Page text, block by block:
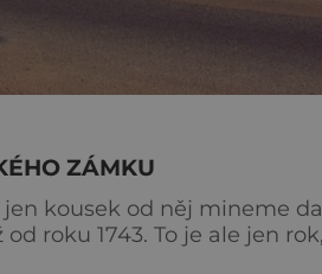
ZÁMKU
kousek od něj mineme
rok, v němž hřbitovní